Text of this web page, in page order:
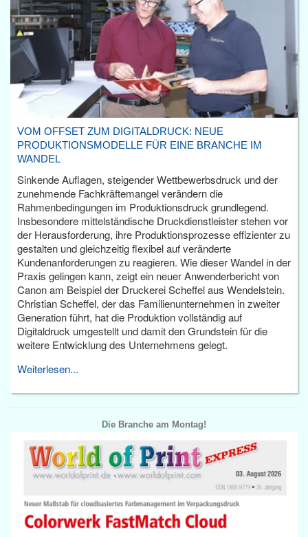
VOM OFFSET ZUM DIGITALDRUCK: NEUE
PRODUKTIONSMODELLE FÜR EINE BRANCHE IM
WANDEL
Sinkende Auflagen, steigender Wettbewerbsdruck und der
zunehmende Fachkräftemangel verändern die
Rahmenbedingungen im Produktionsdruck grundlegend.
Insbesondere mittelständische Druckdienstleister stehen vor
der Herausforderung, ihre Produktionsprozesse effizienter zu
gestalten und gleichzeitig flexibel auf veränderte
Kundenanforderungen zu reagieren. Wie dieser Wandel in der
Praxis gelingen kann, zeigt ein neuer Anwenderbericht von
Canon am Beispiel der Druckerei Scheffel aus Wendelstein.
Christian Scheffel, der das Familienunternehmen in zweiter
Generation führt, hat die Produktion vollständig auf
Digitaldruck umgestellt und damit den Grundstein für die
weitere Entwicklung des Unternehmens gelegt.
Weiterlesen...
Die Branche am Montag!